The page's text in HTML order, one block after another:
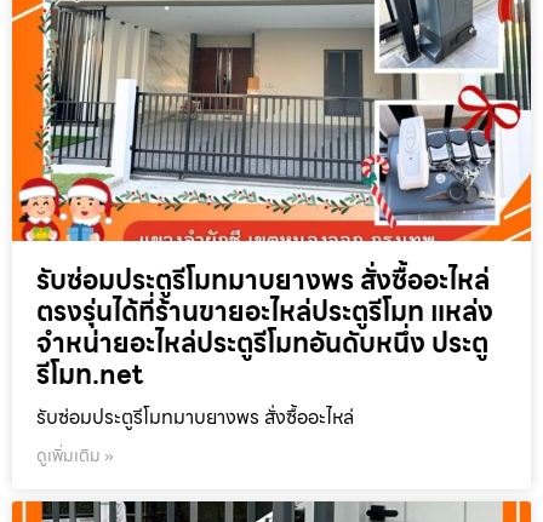
รับซ่อมประตูรีโมทมาบยางพร สั่งซื้ออะไหล่
ตรงรุ่นได้ที่ร้านขายอะไหล่ประตูรีโมท แหล่ง
จำหน่ายอะไหล่ประตูรีโมทอันดับหนึ่ง ประตู
รีโมท.net
รับซ่อมประตูรีโมทมาบยางพร สั่งซื้ออะไหล่
ดูเพิ่มเติม »